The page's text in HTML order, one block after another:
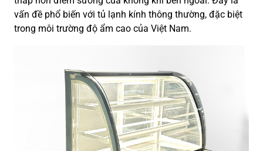
vấn đề phổ biến với tủ lạnh kính thông thường, đặc biệt
trong môi trường độ ẩm cao của Việt Nam.